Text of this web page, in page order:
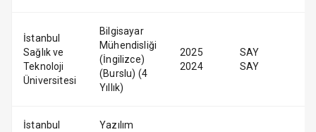
İstanbul
Sağlık ve
Teknoloji
Üniversitesi
Bilgisayar
Mühendisliği
(İngilizce)
(Burslu) (4
Yıllık)
2025
2024
SAY
SAY
İstanbul
Yazılım